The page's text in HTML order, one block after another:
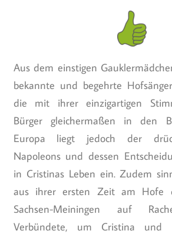
Aus dem einstigen
bekannte und begehrte
die mit ihrer einzigartigen
Bürger gleichermaßen in den
Europa liegt jedoch der
Napoleons und dessen
in Cristinas Leben ein. Zudem
aus ihrer ersten Zeit am Hofe
Sachsen-Meiningen auf
Verbündete, um Cristina und